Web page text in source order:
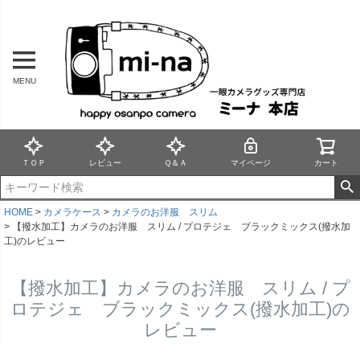
MENU
ＴＯＰ レビュー Ｑ＆Ａ マイページ カート
HOME カメラケース
カメラのお洋服 スリム
【撥水加工】カメラのお洋服 スリム / プロテジェ ブラックミックス(撥水加
工)のレビュー
【撥水加工】カメラのお洋服 スリム / プ
ロテジェ ブラックミックス(撥水加工)の
レビュー